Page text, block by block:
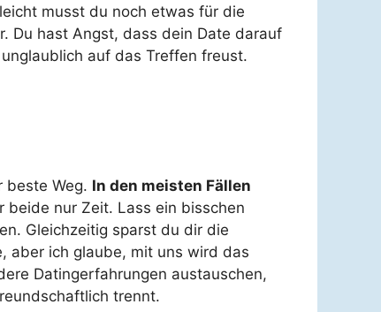
musst du noch etwas für die
Du hast Angst, dass dein Date darauf
auf das Treffen freust.
Weg. In den meisten Fällen
beide nur Zeit. Lass ein bisschen
Gleichzeitig sparst du dir die
aber ich glaube, mit uns wird das
Datingerfahrungen austauschen,
trennt.